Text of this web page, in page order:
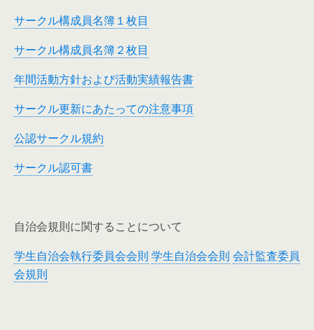
サークル構成員名簿１枚目
サークル構成員名簿２枚目
年間活動方針および活動実績報告書
サークル更新にあたっての注意事項
公認サークル規約
サークル認可書
自治会規則に関することについて
学生自治会執行委員会会則 学生自治会会則 会計監査委員
会規則